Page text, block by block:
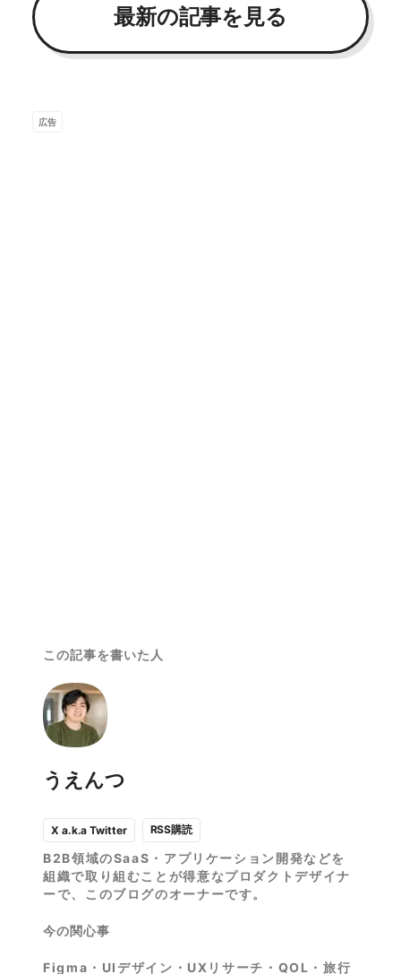
最新の記事を見る
広告
この記事を書いた人
うえんつ
X a.k.a Twitter RSS購読
B2B領域のSaaS・アプリケーション開発などを
組織で取り組むことが得意なプロダクトデザイナ
ーで、このブログのオーナーです。
今の関心事
Figma・UIデザイン・UXリサーチ・QOL・旅行